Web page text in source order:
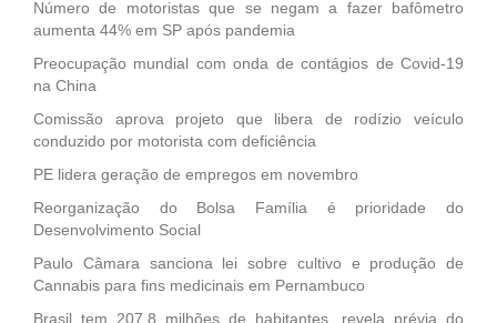
Número de motoristas que se negam a fazer bafômetro
aumenta 44% em SP após pandemia
Preocupação mundial com onda de contágios de Covid-19
na China
Comissão aprova projeto que libera de rodízio veículo
conduzido por motorista com deficiência
PE lidera geração de empregos em novembro
Reorganização do Bolsa Família é prioridade do
Desenvolvimento Social
Paulo Câmara sanciona lei sobre cultivo e produção de
Cannabis para fins medicinais em Pernambuco
Brasil tem 207,8 milhões de habitantes, revela prévia do